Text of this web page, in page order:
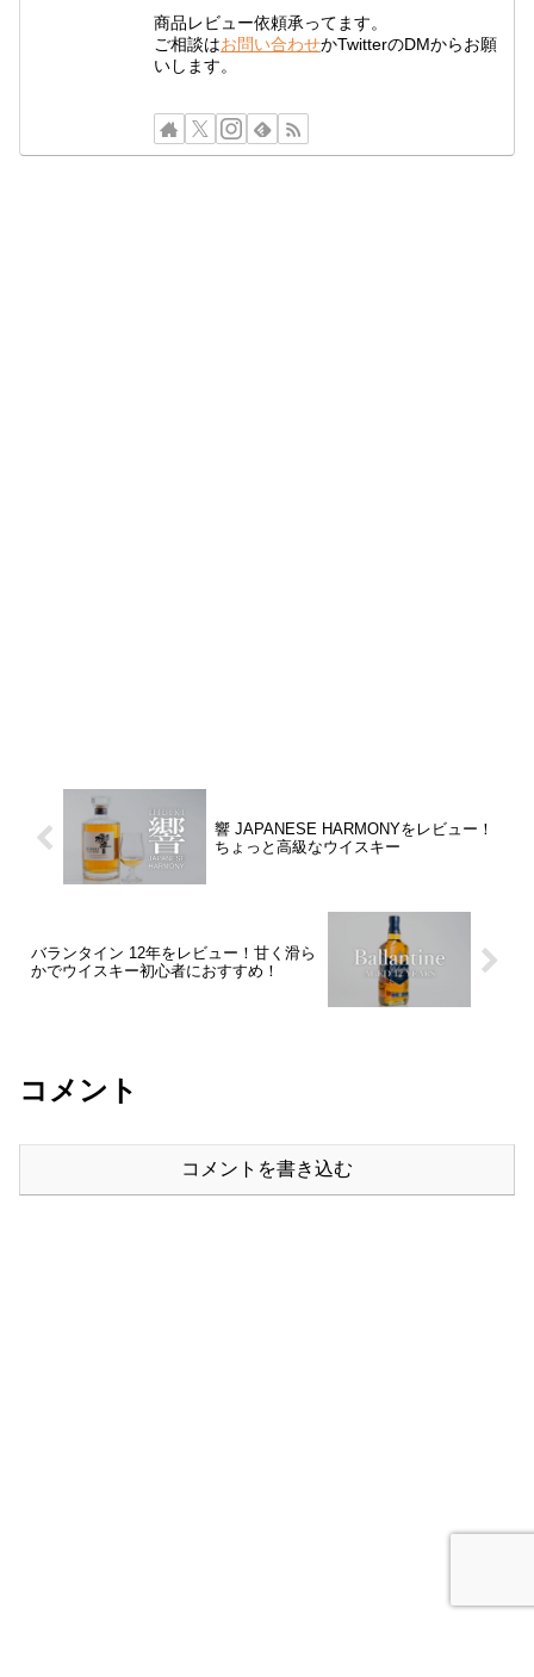
商品レビュー依頼承ってます。
ご相談はお問い合わせかTwitterのDMからお願
いします。
響 JAPANESE HARMONYをレビュー！
ちょっと高級なウイスキー
バランタイン 12年をレビュー！甘く滑ら
かでウイスキー初心者におすすめ！
コメント
コメントを書き込む